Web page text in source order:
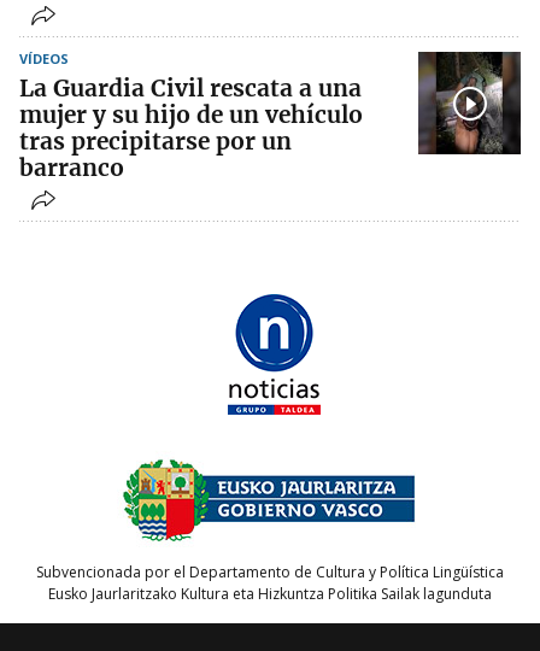
VÍDEOS
La Guardia Civil rescata a una
mujer y su hijo de un vehículo
tras precipitarse por un
barranco
Subvencionada por el Departamento de Cultura y Política Lingüística
Eusko Jaurlaritzako Kultura eta Hizkuntza Politika Sailak lagunduta